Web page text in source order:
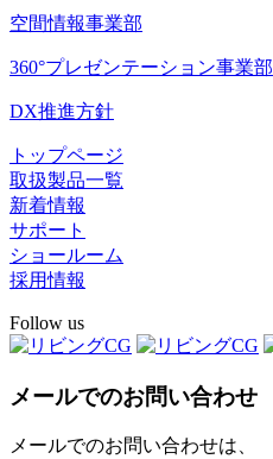
空間情報事業部
360°プレゼンテーション事業部
DX推進方針
トップページ
取扱製品一覧
新着情報
サポート
ショールーム
採用情報
Follow us
メールでのお問い合わせ
メールでのお問い合わせは、